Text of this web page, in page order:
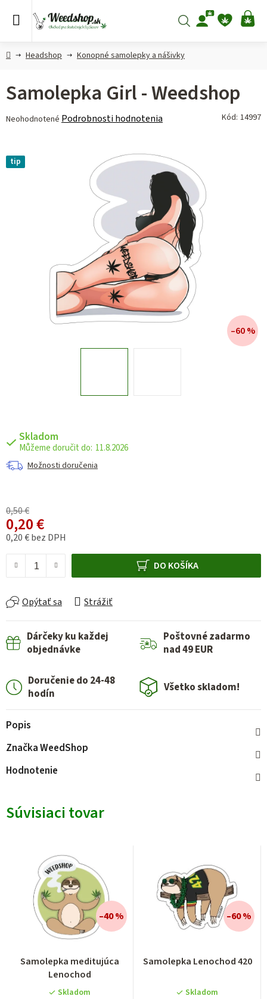
Hľadať
DomovHeadshop Konopné samolepky a nášivky
Skladom
11.8.2026
Možnosti doručenia
0,50 €
0,20 €
0,20 € bez DPH
DO KOŠÍKA
Opýtať sa Strážiť
Samolepka Girl - Weedshop
Priemerné
je
0,0
Neohodnotené Podrobnosti hodnotenia Kód: 14997
tip
–60 %
Dárčeky ku každej
objednávke
Poštovné zadarmo
nad 49 EUR
Doručenie do 24-48
hodín
Všetko skladom!
Popis
ZnačkaWeedShop
Hodnotenie
Súvisiaci tovar
Samolepka meditujúca
Lenochod
Skladom
–40 %
Samolepka Lenochod 420
Skladom
–60 %